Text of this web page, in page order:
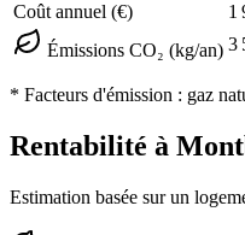
Coût annuel (€)
1
Émissions CO₂ (kg/an) 3
* Facteurs d'émission : gaz
Rentabilité à
Estimation basée sur un